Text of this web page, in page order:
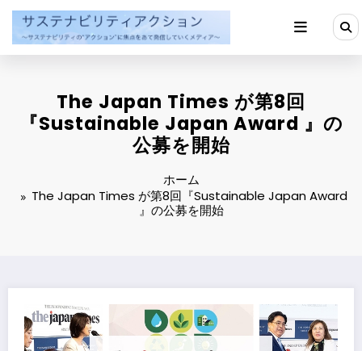
ン
The Japan Times が第8回
『Sustainable Japan Award 』の
公募を開始
ホーム
The Japan Times が第8回『Sustainable Japan Award
』の公募を開始